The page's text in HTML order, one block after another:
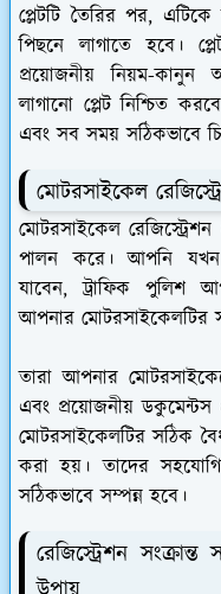
প্লেটটি তৈরির পর,
পিছনে লাগাতে হবে।
প্রয়োজনীয় নিয়ম-কানুন
লাগানো প্লেট নিশ্চিত
এবং সব সময় সঠিকভাবে
মোটরসাইকেল
মোটরসাইকেল রেজিস্ট্রেশন
পালন করে। আপনি যখন
যাবেন, ট্রাফিক পুলিশ
আপনার মোটরসাইকেলটির
তারা আপনার
এবং প্রয়োজনীয় ডকুমেন্টস
মোটরসাইকেলটির সঠিক
করা হয়। তাদের
সঠিকভাবে সম্পন্ন হবে।
রেজিস্ট্রেশন